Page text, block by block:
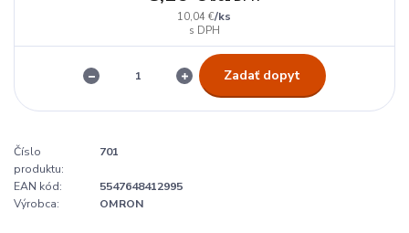
10,04 €/ks
Zadať dopyt
Číslo
produktu:
701
EAN kód:
5547648412995
Výrobca:
OMRON